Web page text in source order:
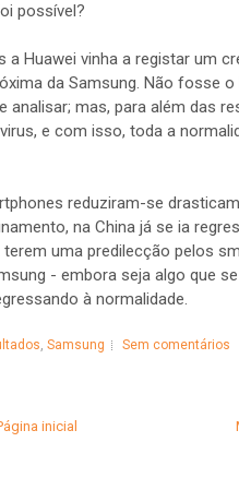
possível?
Huawei vinha a registar um
da Samsung. Não fosse
analisar; mas, para além das
e com isso, toda a
reduziram-se
na China já se ia
uma predilecção pelos
- embora seja algo que
à normalidade.
, Samsung Sem comentários
inicial